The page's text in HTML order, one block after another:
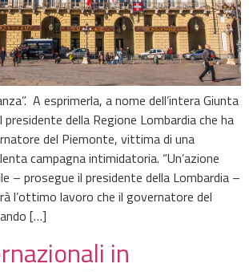
A esprimerla, a nome dell’intera Giunta
della Regione Lombardia che ha
del Piemonte, vittima di una
campagna intimidatoria. “Un’azione
– prosegue il presidente della Lombardia –
l’ottimo lavoro che il governatore del
[…]
in